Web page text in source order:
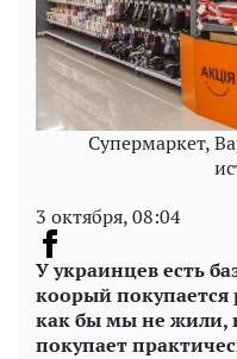
Супермаркет,
3 октября, 08:04
У украинцев есть
коорый
как бы мы не жили,
покупает